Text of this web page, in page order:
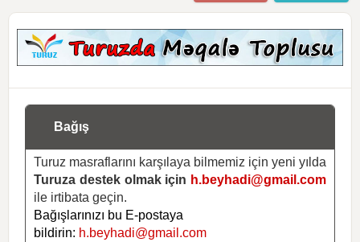
Bağış
Turuz masraflarını karşılaya bilmemiz için yeni yılda
Turuza destek olmak için h.beyhadi@gmail.com
ile irtibata geçin.
Bağışlarınızı bu E-postaya
bildirin: h.beyhadi@gmail.com